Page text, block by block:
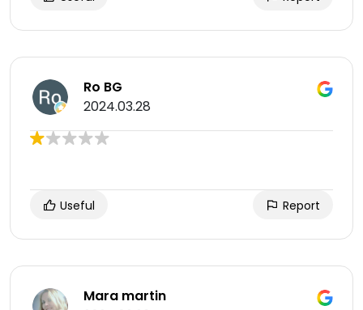
Ro BG
2024.03.28
Useful Report
Mara martin